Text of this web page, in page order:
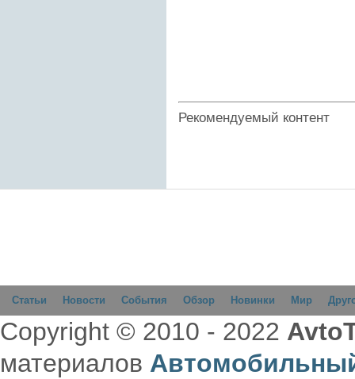
Рекомендуемый контент
Статьи Новости События Обзор Новинки Мир
Copyright © 2010 - 2022
материалов